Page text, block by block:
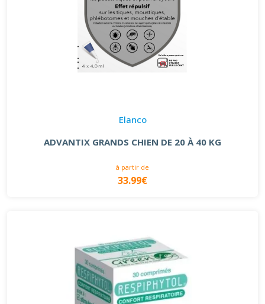
Elanco
ADVANTIX GRANDS CHIEN DE 20 À 40 KG
à partir de
33.99€